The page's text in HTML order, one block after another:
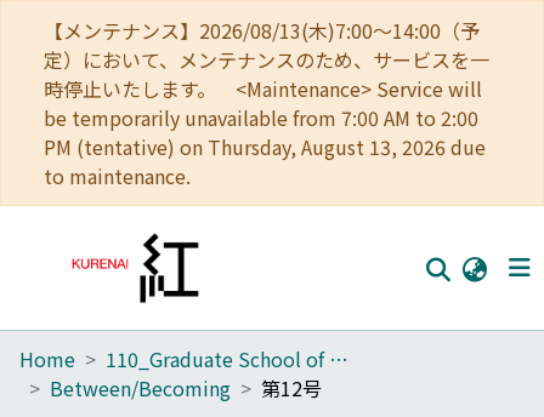
【メンテナンス】2026/08/13(木)7:00～14:00（予
定）において、メンテナンスのため、サービスを一
時停止いたします。 <Maintenance> Service will
be temporarily unavailable from 7:00 AM to 2:00
PM (tentative) on Thursday, August 13, 2026 due
to maintenance.
Home
Home
110_Graduate School of Human and Environmental Studies
Between/Becoming
第12号